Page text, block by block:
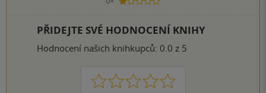
1 hvezdička
PŘIDEJTE SVÉ HODNOCENÍ KNIHY
Hodnocení našich knihkupců: 0.0 z 5
1 2 3 4 5